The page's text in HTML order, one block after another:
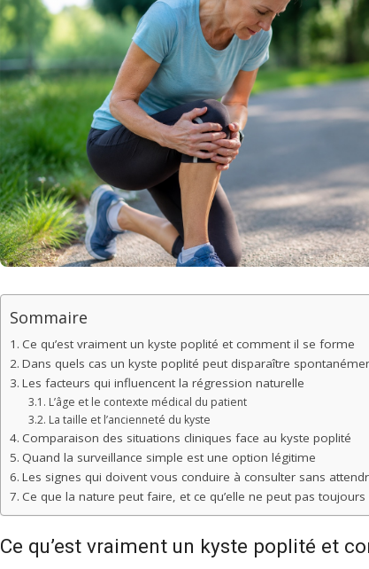
Sommaire
Ce qu’est vraiment un kyste poplité et comment il se forme
Dans quels cas un kyste poplité peut disparaître
Les facteurs qui influencent la régression naturelle
L’âge et le contexte médical du patient
La taille et l’ancienneté du kyste
Comparaison des situations cliniques face au kyste poplité
Quand la surveillance simple est une option légitime
Les signes qui doivent vous conduire à consulter sans
Ce que la nature peut faire, et ce qu’elle ne peut pas
Ce qu’est vraiment un kyste poplité et